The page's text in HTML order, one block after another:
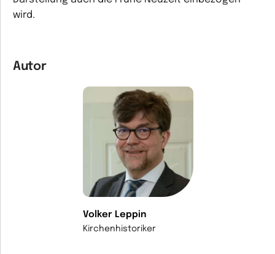
wird.
Autor
Volker Leppin
Kirchenhistoriker